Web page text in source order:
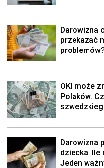
Darowizna
przekazać
problemów?
OKI może
Polaków.
Darowizna
dziecka. Ile
Jeden